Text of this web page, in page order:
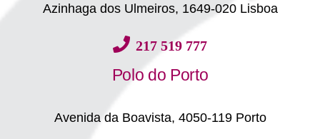
Azinhaga dos Ulmeiros, 1649-020 Lisboa
217 519 777
Polo do Porto
Avenida da Boavista, 4050-119 Porto